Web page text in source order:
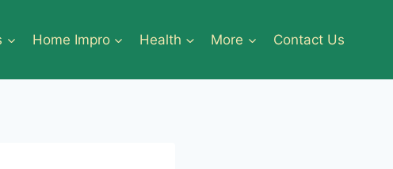
Home Impro Health More Contact Us